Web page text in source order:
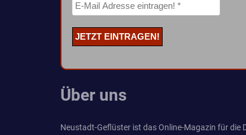
Über uns
Neustadt-Geflüster ist das Online-Magazin für